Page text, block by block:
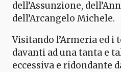
dell’Assunzione,
dell’Arcangelo Michele.
Visitando l’Armeria ed i
davanti ad una tanta e
eccessiva e ridondante